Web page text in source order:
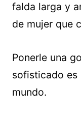
falda larga y
de mujer que
Ponerle una
sofisticado es
mundo.